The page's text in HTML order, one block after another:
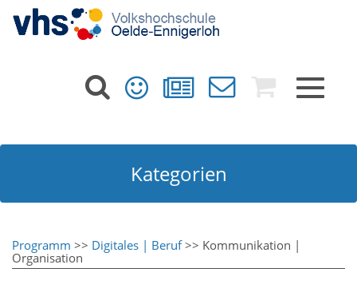
Toggle
Kategorien
Programm >> Digitales | Beruf>> Kommunikation |
Organisation